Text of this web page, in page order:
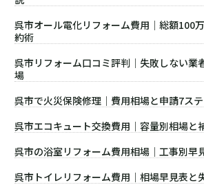
呉市オール電化リフォーム費用｜総額100
約術
呉市リフォーム口コミ評判｜失敗しない業
場
呉市で火災保険修理｜費用相場と申請7ス
呉市エコキュート交換費用｜容量別相場と
呉市の浴室リフォーム費用相場｜工事別早
呉市トイレリフォーム費用｜相場早見表と